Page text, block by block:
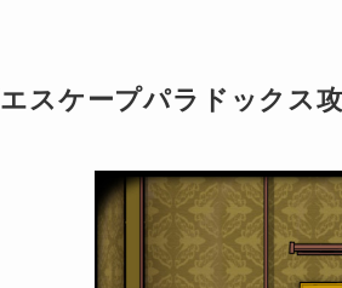
スケープパラドックス